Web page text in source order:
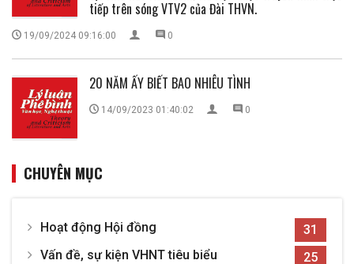
tiếp trên sóng VTV2 của Đài THVN.
19/09/2024 09:16:00 0
20 NĂM ẤY BIẾT BAO NHIÊU TÌNH
14/09/2023 01:40:02 0
CHUYÊN MỤC
Hoạt động Hội đồng
31
Vấn đề, sự kiện VHNT tiêu biểu
25